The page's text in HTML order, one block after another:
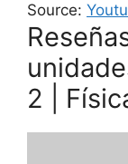
Source:
2 |